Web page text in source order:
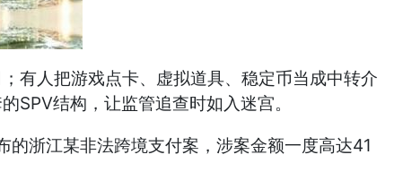
有人把游戏点卡、虚拟道具、稳定币当成中转介
SPV结构，让监管追查时如入迷宫。
浙江某非法跨境支付案，涉案金额一度高达41